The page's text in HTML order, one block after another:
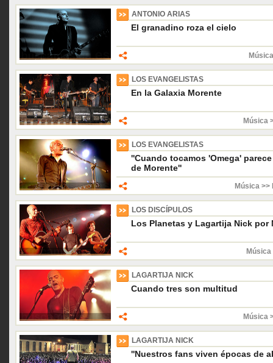
ANTONIO ARIAS
El granadino roza el cielo
LOS EVANGELISTAS
En la Galaxia Morente
Música
LOS EVANGELISTAS
''Cuando tocamos 'Omega'
de Morente''
Música
LOS DISCÍPULOS
Los Planetas y Lagartija Nick por
LAGARTIJA NICK
Cuando tres son multitud
Música
LAGARTIJA NICK
''Nuestros fans viven épocas de